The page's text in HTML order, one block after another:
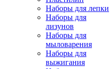
Наборы для лепки
Наборы для
лизунов
Наборы для
мыловарения
Наборы для
выжигания